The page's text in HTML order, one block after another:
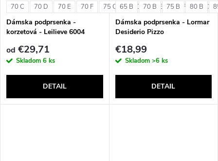
70 C 70 D 70 E 70 F 75 C 75 D 75 E 75 F 80 C
Dámska podprsenka -
korzetová - Leilieve 6004
od €29,71
Skladom 6 ks
DETAIL
65 B 70 B 75 B 80 B
Dámska podprsenka - Lormar
Desiderio Pizzo
€18,99
Skladom >6 ks
DETAIL